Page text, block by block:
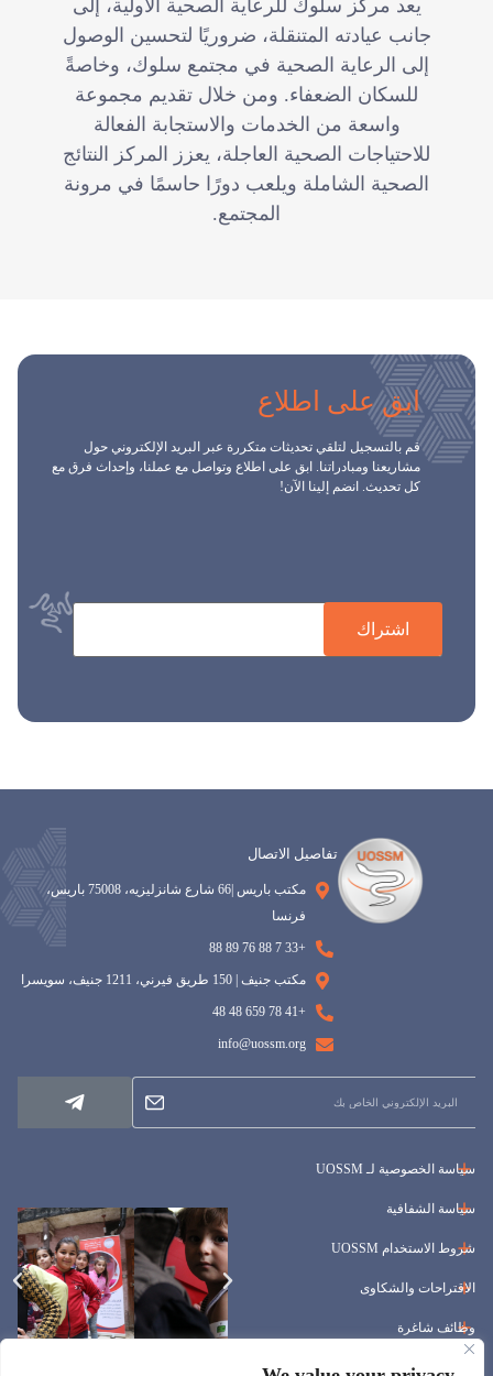
يعد مركز سلوك للرعاية الصحية الأولية، إلى
جانب عيادته المتنقلة، ضروريًا لتحسين الوصول
إلى الرعاية الصحية في مجتمع سلوك، وخاصةً
للسكان الضعفاء. ومن خلال تقديم مجموعة
واسعة من الخدمات والاستجابة الفعالة
للاحتياجات الصحية العاجلة، يعزز المركز النتائج
الصحية الشاملة ويلعب دورًا حاسمًا في مرونة
المجتمع.
ابق على اطلاع
قم بالتسجيل لتلقي تحديثات متكررة عبر البريد الإلكتروني حول
مشاريعنا ومبادراتنا. ابق على اطلاع وتواصل مع عملنا، وإحداث فرق مع
كل تحديث. انضم إلينا الآن!
اشتراك
تفاصيل الاتصال
مكتب باريس |66 شارع شانزليزيه، 75008 باريس،
فرنسا
+33 7 88 76 89 88
مكتب جنيف | 150 طريق فيرني، 1211 جنيف، سويسرا
+41 78 659 48 48
info@uossm.org
سياسة الخصوصية لـ UOSSM
سياسة الشفافية
شروط الاستخدام UOSSM
الاقتراحات والشكاوى
وظائف شاغرة